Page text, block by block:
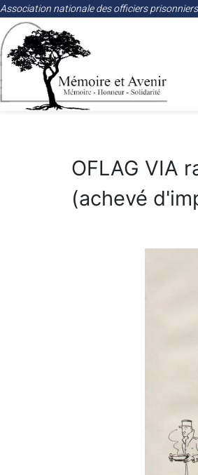
Association nationale des officiers
OFLAG VIA
(achevé